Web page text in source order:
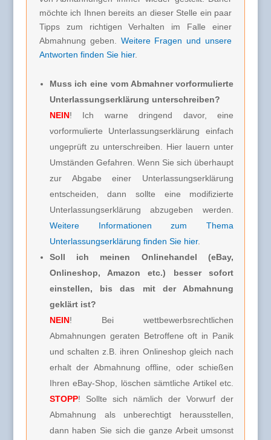
möchte ich Ihnen bereits an dieser Stelle ein paar
Tipps zum richtigen Verhalten im Falle einer
Abmahnung geben. Weitere Fragen und unsere
Antworten finden Sie hier.
Muss ich eine vom Abmahner vorformulierte
Unterlassungserklärung unterschreiben?
NEIN! Ich warne dringend davor, eine
vorformulierte Unterlassungserklärung einfach
ungeprüft zu unterschreiben. Hier lauern unter
Umständen Gefahren. Wenn Sie sich überhaupt
zur Abgabe einer Unterlassungserklärung
entscheiden, dann sollte eine modifizierte
Unterlassungserklärung abzugeben werden.
Weitere Informationen zum Thema
Unterlassungserklärung finden Sie hier.
Soll ich meinen Onlinehandel (eBay,
Onlineshop, Amazon etc.) besser sofort
einstellen, bis das mit der Abmahnung
geklärt ist?
NEIN! Bei wettbewerbsrechtlichen
Abmahnungen geraten Betroffene oft in Panik
und schalten z.B. ihren Onlineshop gleich nach
erhalt der Abmahnung offline, oder schießen
Ihren eBay-Shop, löschen sämtliche Artikel etc.
STOPP! Sollte sich nämlich der Vorwurf der
Abmahnung als unberechtigt herausstellen,
dann haben Sie sich die ganze Arbeit umsonst